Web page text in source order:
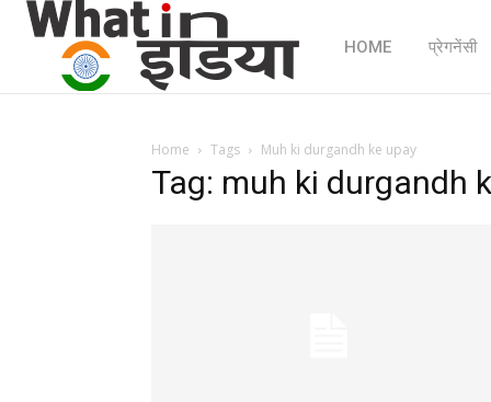
HOME प्रेगनेंसी
Home Tags Muh ki durgandh ke upay
Tag: muh ki durgandh